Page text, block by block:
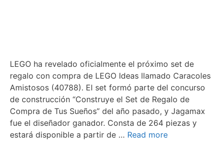
LEGO ha revelado oficialmente el próximo set de
regalo con compra de LEGO Ideas llamado Caracoles
Amistosos (40788). El set formó parte del concurso
de construcción “Construye el Set de Regalo de
Compra de Tus Sueños” del año pasado, y Jagamax
fue el diseñador ganador. Consta de 264 piezas y
estará disponible a partir de … Read more